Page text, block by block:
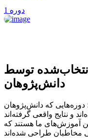
1 دوره
توسط
دانش‌پژوهان
دوره‌هایی که دانش‌پژوهان
آموزش‌های ما هستند که
مخاطبان طراحی شده‌اند